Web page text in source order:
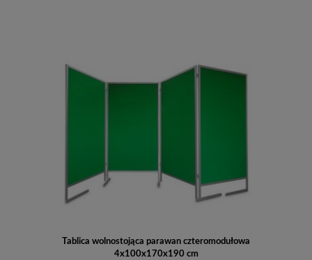
Tablica wolnostojąca parawan czteromodułowa
4x100x170x190 cm